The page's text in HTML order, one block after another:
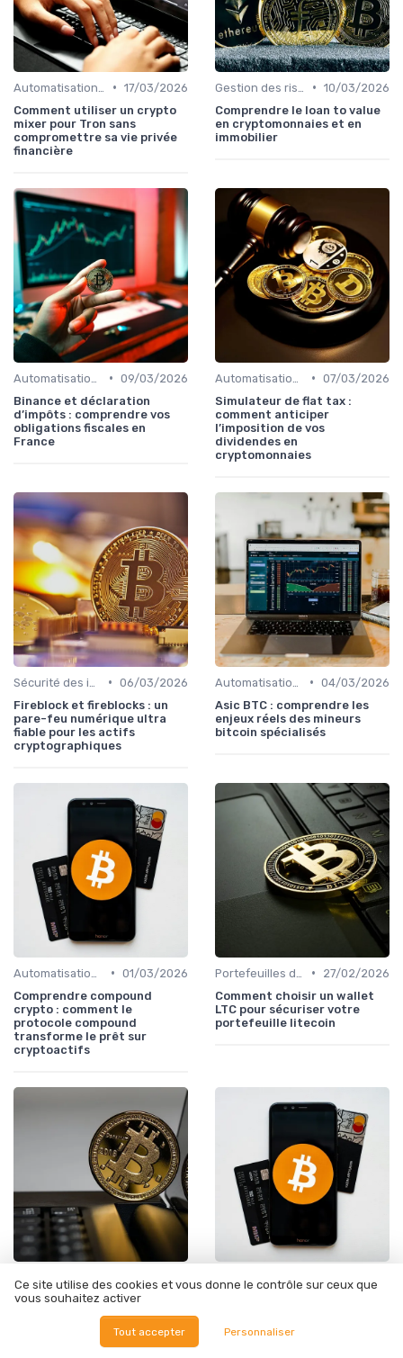
• 17/03/2026
Comment utiliser un crypto
mixer pour Tron sans
compromettre sa vie privée
financière
• 10/03/2026
Comprendre le loan to value
en cryptomonnaies et en
immobilier
• 09/03/2026
Binance et déclaration
d’impôts : comprendre vos
obligations fiscales en
France
• 07/03/2026
Simulateur de flat tax :
comment anticiper
l’imposition de vos
dividendes en
cryptomonnaies
• 06/03/2026
Fireblock et fireblocks : un
pare-feu numérique ultra
fiable pour les actifs
cryptographiques
• 04/03/2026
Asic BTC : comprendre les
enjeux réels des mineurs
bitcoin spécialisés
• 01/03/2026
Comprendre compound
crypto : comment le
protocole compound
transforme le prêt sur
cryptoactifs
•
27/02/2026
Comment choisir un wallet
LTC pour sécuriser votre
portefeuille litecoin
Depin crypto : comment les
infrastructures physiques
transforment le monde réel
sécuriser vos transactions
Ce site utilise des cookies et vous donne le contrôle sur ceux que
vous souhaitez activer
Tout accepter Personnaliser